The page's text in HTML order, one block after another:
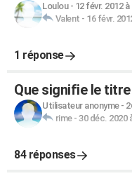
Loulou- 12 févr. 2012 à
Valent - 16 févr.
1 réponse
Que signifie le
Utilisateur anonyme-
rime- 30 déc. 2020
84 réponses